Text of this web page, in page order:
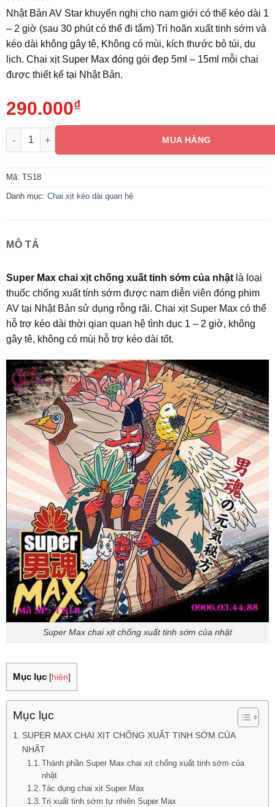
5trên 5
dựa trên
1
đánh giá
Nhật Bản AV Star khuyến nghị cho nam giới có thể kéo dài 1
– 2 giờ (sau 30 phút có thể đi tắm) Trì hoãn xuất tinh sớm và
kéo dài không gây tê, Không có mùi, kích thước bỏ túi, du
lịch. Chai xịt Super Max đóng gói đẹp 5ml – 15ml mỗi chai
được thiết kế tại Nhật Bản.
290.000₫
Super Max chai xịt chống xuất tinh sớm của nhật số lượng
MUA HÀNG
Mã: TS18
Danh mục: Chai xịt kéo dài quan hệ
MÔ TẢ
Super Max chai xịt chống xuất tinh sớm của nhật là loại
thuốc chống xuất tính sớm được nam diễn viên đóng phim
AV tại Nhật Bản sử dụng rỗng rãi. Chai xịt Super Max có thể
hỗ trợ kéo dài thời qian quan hệ tình dục 1 – 2 giờ, không
gây tê, không có mùi hỗ trợ kéo dài tốt.
Super Max chai xịt chống xuất tinh sớm của nhật
Mục lục [hiện]
Mục lục
SUPER MAX CHAI XỊT CHỐNG XUẤT TINH SỚM CỦA
NHẬT
Thành phần Super Max chai xịt chống xuất tinh sớm của
nhật
Tác dụng chai xịt Super Max
Trị xuất tinh sớm tự nhiên Super Max